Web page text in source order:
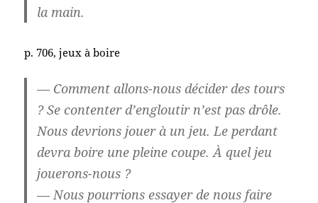
la main.
p. 706, jeux à boire
— Comment allons-nous décider des tours
? Se contenter d’engloutir n’est pas drôle.
Nous devrions jouer à un jeu. Le perdant
devra boire une pleine coupe. À quel jeu
jouerons-nous ?
— Nous pourrions essayer de nous faire